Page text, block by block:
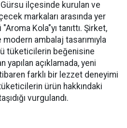
Gürsu ilçesinde kurulan ve
markaları arasında yer
Kola"yı tanıttı. Şirket,
ambalaj tasarımıyla
tüketicilerin beğenisine
yapılan açıklamada, yeni
farklı bir lezzet deneyimi
ürün hakkındaki
vurgulandı.